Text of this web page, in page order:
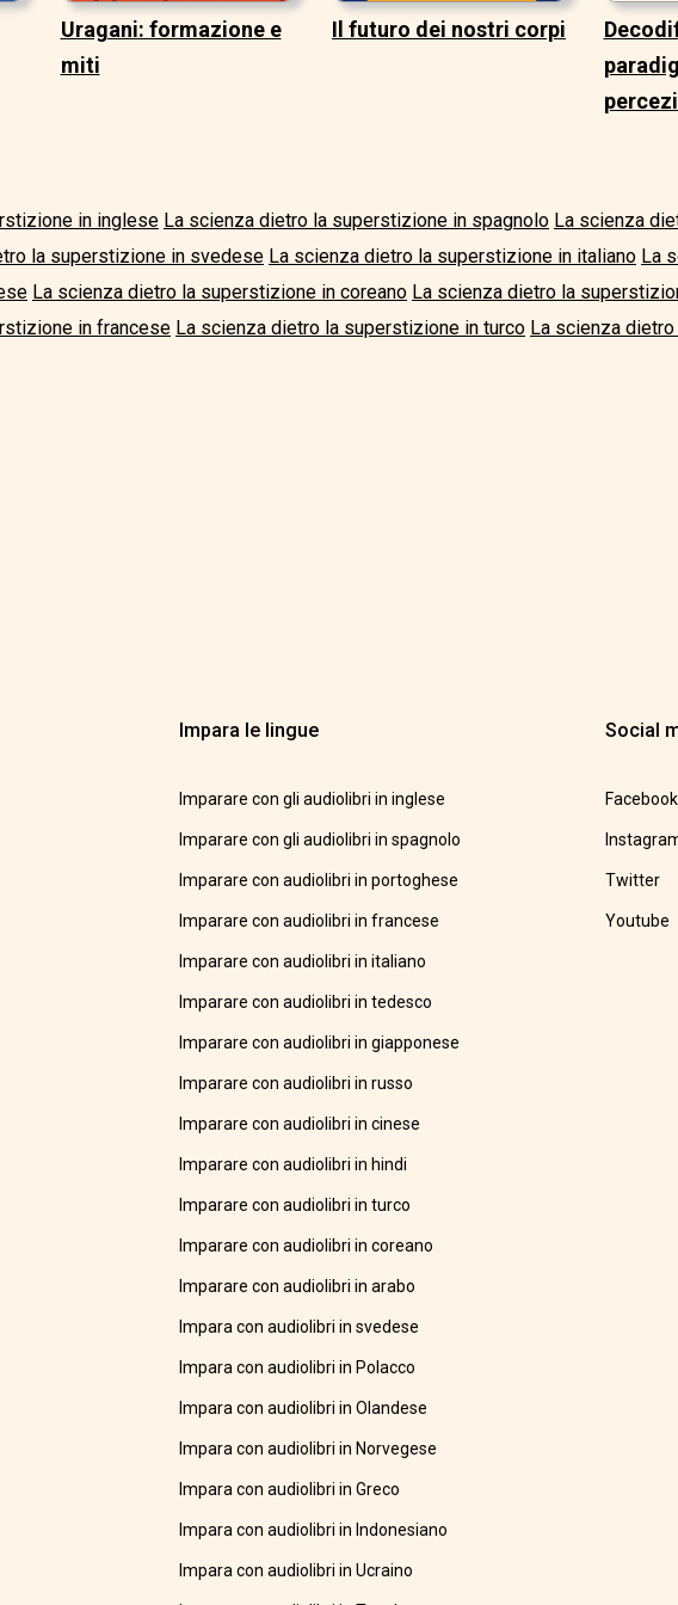
Uragani: formazione e
miti
Il futuro dei nostri corpi
in inglese La scienza dietro la superstizione in spagnolo La scienza
la superstizione in svedese La scienza dietro la superstizione in italiano La
La scienza dietro la superstizione in coreano La scienza dietro la
in francese La scienza dietro la superstizione in turco La scienza
Impara le lingue
Imparare con gli audiolibri in inglese
Imparare con gli audiolibri in spagnolo
Imparare con audiolibri in portoghese
Imparare con audiolibri in francese
Imparare con audiolibri in italiano
Imparare con audiolibri in tedesco
Imparare con audiolibri in giapponese
Imparare con audiolibri in russo
Imparare con audiolibri in cinese
Imparare con audiolibri in hindi
Imparare con audiolibri in turco
Imparare con audiolibri in coreano
Imparare con audiolibri in arabo
Impara con audiolibri in svedese
Impara con audiolibri in Polacco
Impara con audiolibri in Olandese
Impara con audiolibri in Norvegese
Impara con audiolibri in Greco
Impara con audiolibri in Indonesiano
Impara con audiolibri in Ucraino
Social
Facebook
Twitter
Youtube